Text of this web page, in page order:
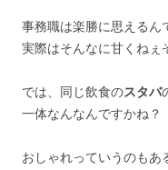
事務職は楽勝に思えるん
実際はそんなに甘くねぇ
では、同じ飲食のスタバ
一体なんなんですかね？
おしゃれっていうのもあ